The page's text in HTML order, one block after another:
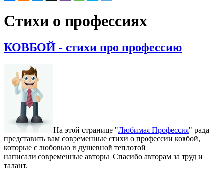
Стихи о профессиях
КОВБОЙ - стихи про профессию
На этой странице "Любимая Профессия" рада
представить вам современные стихи о профессии ковбой,
которые с любовью и душевной теплотой
написали современные авторы. Спасибо авторам за труд и
талант.